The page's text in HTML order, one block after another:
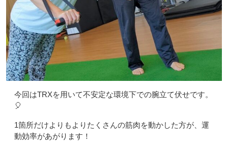
今回はTRXを用いて不安定な環境下での腕立て伏せです。
🎈
1箇所だけよりもよりたくさんの筋肉を動かした方が、運
動効率があがります！